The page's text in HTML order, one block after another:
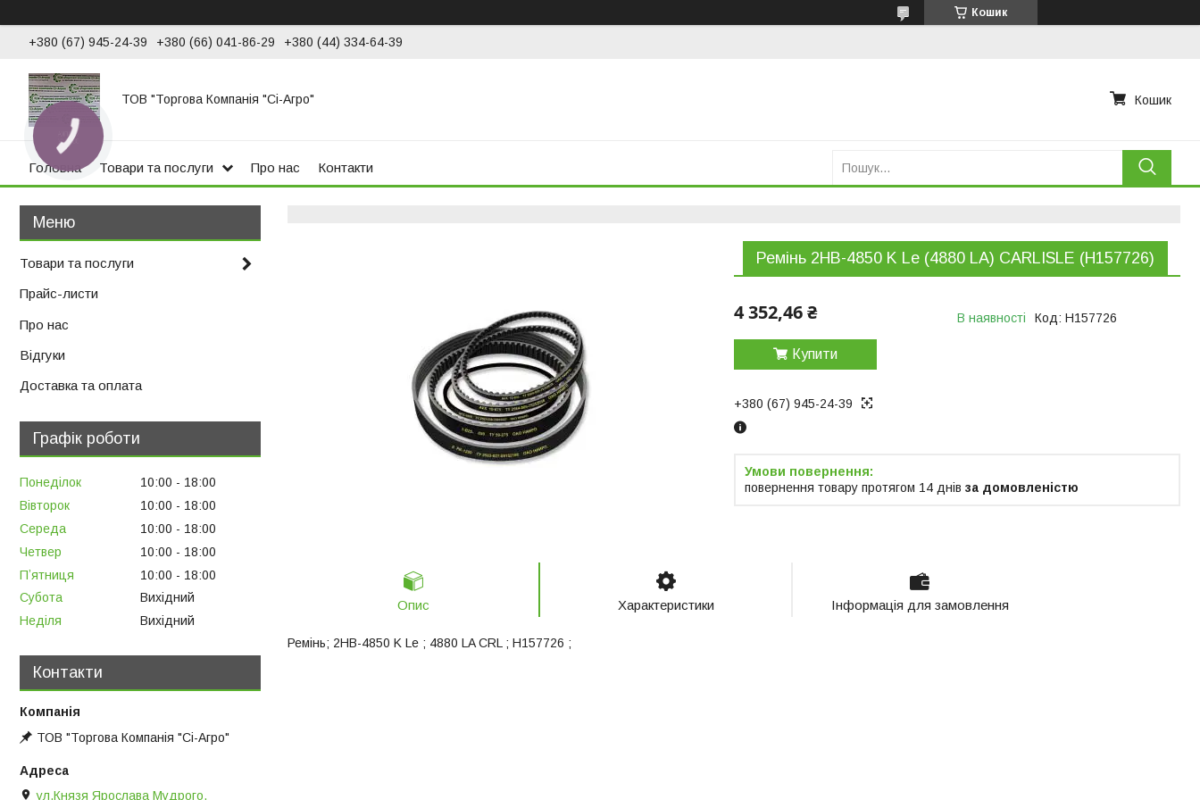
Кошик
+380 (67) 945-24-39 +380 (66) 041-86-29 +380 (44) 334-64-39
ТОВ "Торгова Компанія "Сі-Агро" Кошик
Головна Товари та послуги Про нас Контакти
Ремінь 2НВ-4850 K Le (4880 LA) CARLISLE (H157726)
4 352,46 ₴ В наявності Код: H157726
Купити
+380 (67) 945-24-39
повернення товару протягом 14 днів за домовленістю
Опис Характеристики Інформація для замовлення
Ремінь; 2НВ-4850 K Le ; 4880 LA CRL ; H157726 ;
Товари та послуги
Прайс-листи
Про нас
Відгуки
Доставка та оплата
Графік роботи
Понеділок 10:00
18:00
Вівторок
10:00
18:00
Середа
10:00
18:00
Четвер
10:00
18:00
Пʼятниця
10:00
18:00
Субота
Вихідний
Неділя
Вихідний
Контакти
ТОВ "Торгова Компанія "Сі-Агро"
ул.Князя Ярослава Мудрого,
КНОПКА
ЗВ'ЯЗКУ